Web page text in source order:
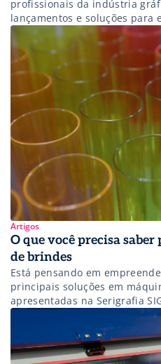
profissionais da indústria
lançamentos e soluções para
marcas estão apresentando
impressoras, sendo uma boa
ampliar os negócios. Essas
formatos são indicadas para
imagens de altíssima
Artigos
O que você precisa
de brindes
Está pensando em
principais soluções em
apresentadas na Serigrafia
(FuturePrint) pelas principais
investimento baixo, quem
segmento precisa de um
laser, uma máquina e